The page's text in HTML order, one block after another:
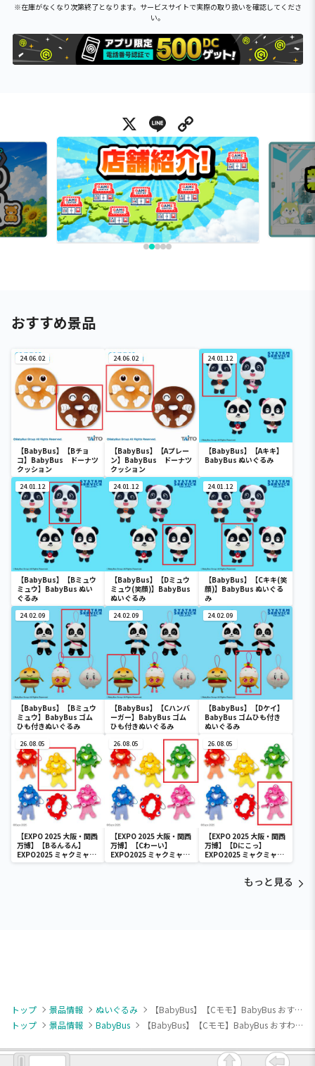
※在庫がなくなり次第終了となります。サービスサイトで実際の取り扱いを確認してくださ
い。
X Line
おすすめ景品
24.06.02
【BabyBus】【Bチョ
コ】BabyBus ドーナツ
クッション
24.06.02
【BabyBus】【Aプレー
ン】BabyBus ドーナツ
クッション
24.01.12
【BabyBus】【Aキキ】
BabyBus ぬいぐるみ
24.01.12
【BabyBus】【Bミュウ
ミュウ】BabyBus ぬい
ぐるみ
24.01.12
【BabyBus】【Dミュウ
ミュウ(笑顔)】BabyBus
ぬいぐるみ
24.01.12
【BabyBus】【Cキキ(笑
顔)】BabyBus ぬいぐる
み
24.02.09
【BabyBus】【Bミュウ
ミュウ】BabyBus ゴム
ひも付きぬいぐるみ
24.02.09
【BabyBus】【Cハンバ
ーガー】BabyBus ゴム
ひも付きぬいぐるみ
24.02.09
【BabyBus】【Dケイ】
BabyBus ゴムひも付き
ぬいぐるみ
26.08.05
【EXPO 2025 大阪・関西
万博】【Bるんるん】
EXPO2025 ミャクミャク
カラフルゴム紐付きぬい
26.08.05
【EXPO 2025 大阪・関西
万博】【Cわーい】
EXPO2025 ミャクミャク
カラフルゴム紐付きぬい
26.08.05
【EXPO 2025 大阪・関西
万博】【Dにこっ】
EXPO2025 ミャクミャク
カラフルゴム紐付きぬい
もっと見る
トップ 景品情報 ぬいぐるみ
【BabyBus】【Cモモ】BabyBus おすわりぬいぐるみ
トップ
景品情報 BabyBus 【BabyBus】【Cモモ】BabyBus おすわりぬいぐるみ